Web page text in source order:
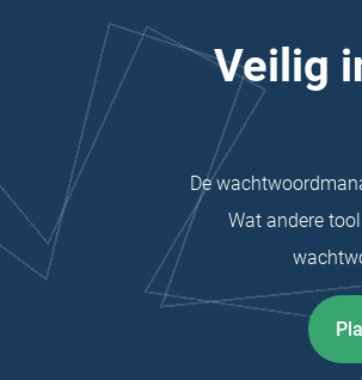
Veilig
De
Wat andere